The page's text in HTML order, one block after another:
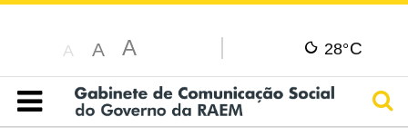
A A A 28°C
Índice